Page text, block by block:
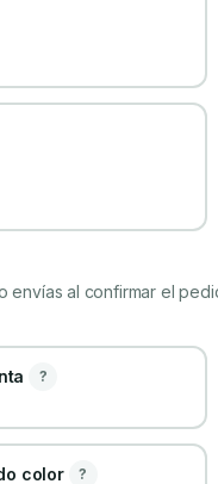
envías al confirmar el
?
color
?